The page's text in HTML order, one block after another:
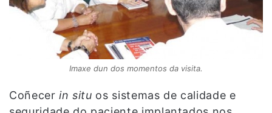
Imaxe dun dos momentos da visita.
Coñecerin situ os sistemas de calidade e